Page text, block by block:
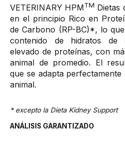
VETERINARY HPMTM Dietas
en el principio Rico en
de Carbono (RP-BC)*, lo
contenido de hidratos de
elevado de proteínas, con
animal de promedio. El
que se adapta perfectamente
animal.
* excepto la Dieta Kidney Support
ANÁLISIS GARANTIZADO